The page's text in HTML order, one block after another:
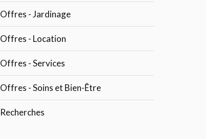
Offres - Jardinage
Offres - Location
Offres - Services
Offres - Soins et Bien-Être
Recherches